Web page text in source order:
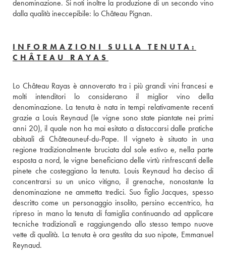
denominazione. Si noti inoltre la produzione di un secondo vino
dalla qualità ineccepibile: lo Château Pignan.
INFORMAZIONI SULLA TENUTA:
CHÂTEAU RAYAS
Lo Château Rayas è annoverato tra i più grandi vini francesi e
molti intenditori lo considerano il miglior vino della
denominazione. La tenuta è nata in tempi relativamente recenti
grazie a Louis Reynaud (le vigne sono state piantate nei primi
anni 20), il quale non ha mai esitato a distaccarsi dalle pratiche
abituali di Châteauneuf-du-Pape. Il vigneto è situato in una
regione tradizionalmente bruciata dal sole estivo e, nella parte
esposta a nord, le vigne beneficiano delle virtù rinfrescanti delle
pinete che costeggiano la tenuta. Louis Reynaud ha deciso di
concentrarsi su un unico vitigno, il grenache, nonostante la
denominazione ne ammetta tredici. Suo figlio Jacques, spesso
descritto come un personaggio insolito, persino eccentrico, ha
ripreso in mano la tenuta di famiglia continuando ad applicare
tecniche tradizionali e raggiungendo allo stesso tempo nuove
vette di qualità. La tenuta è ora gestita da suo nipote, Emmanuel
Reynaud.